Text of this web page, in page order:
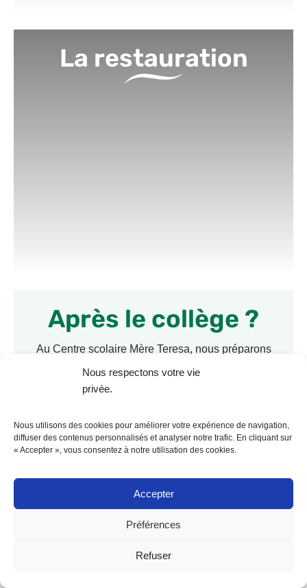
Nous respectons votre vie
privée.
Nous utilisons des cookies pour améliorer votre expérience de navigation,
diffuser des contenus personnalisés et analyser notre trafic. En cliquant sur
« Accepter », vous consentez à notre utilisation des cookies.
Accepter
Refuser
Préférences
Après le collège ?
Au Centre scolaire Mère Teresa, nous préparons
chaque élève à poursuivre sa scolarité dans les
meilleures conditions, même au-delà du collège.
place pour les aider à construire leur avenir, et les
établissements partenaires vers lesquels ils se
La restauration